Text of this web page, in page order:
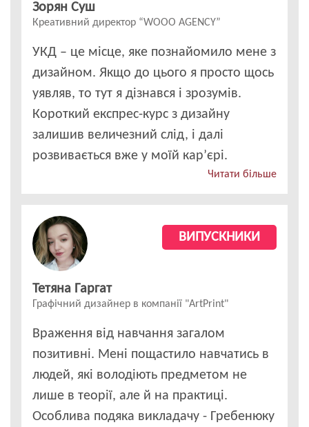
Зорян Суш
Креативний директор “WOOO AGENCY”
УКД – це місце, яке познайомило мене з
дизайном. Якщо до цього я просто щось
уявляв, то тут я дізнався і зрозумів.
Короткий експрес-курс з дизайну
залишив величезний слід, і далі
розвивається вже у моїй кар’єрі.
Читати більше
ВИПУСКНИКИ
Тетяна Гаргат
Графічний дизайнер в компанії "ArtPrint"
Враження від навчання загалом
позитивні. Мені пощастило навчатись в
людей, які володіють предметом не
лише в теорії, але й на практиці.
Особлива подяка викладачу - Гребенюку